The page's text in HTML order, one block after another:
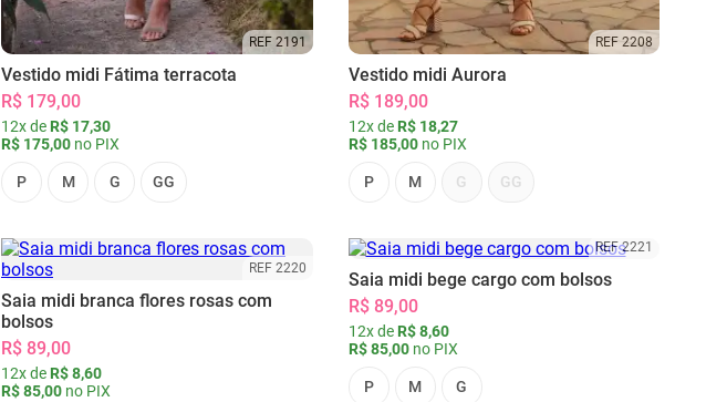
REF 2191
Vestido midi Fátima terracota
R$ 179,00
12x de R$ 17,30
R$ 175,00 no PIX
P M G GG
REF 2208
Vestido midi Aurora
R$ 189,00
12x de R$ 18,27
R$ 185,00no PIX
P M G GG
REF 2220
Saia midi branca flores rosas com
bolsos
R$ 89,00
12x de R$ 8,60
R$ 85,00 no PIX
REF 2221
Saia midi bege cargo com bolsos
R$ 89,00
12x de R$ 8,60
R$ 85,00no PIX
P M G